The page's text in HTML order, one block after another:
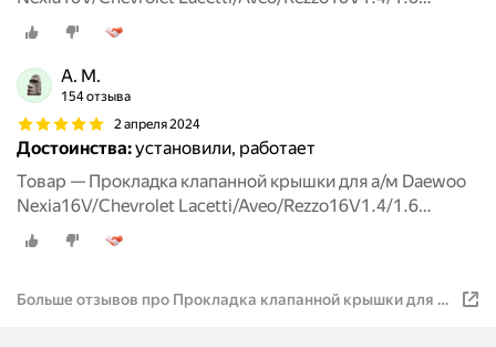
00>RIGINAL
A. M.
154 отзыва
2 апреля 2024
Достоинства:установили, работает
Товар — Прокладка клапанной крышки для а/м Daewoo
Nexia16V/Chevrolet Lacetti/Aveo/Rezzo16V1.4/1.6
00>RIGINAL
Больше отзывов про Прокладка клапанной крышки для а/